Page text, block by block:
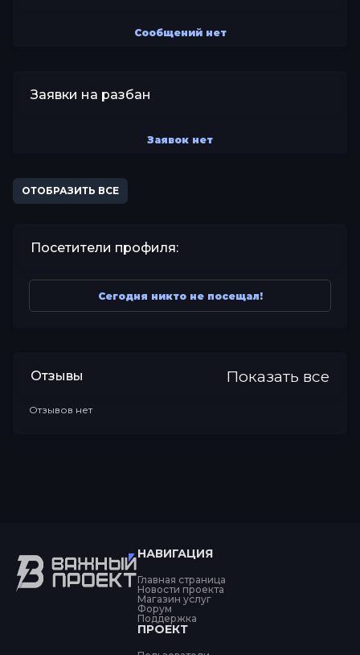
Сообщений нет
Заявки на разбан
Заявок нет
ОТОБРАЗИТЬ ВСЕ
Посетители профиля:
Сегодня никто не посещал!
Отзывы Показать все
Отзывов нет
НАВИГАЦИЯ
Главная страница
Новости проекта
Магазин услуг
Форум
Поддержка
ПРОЕКТ